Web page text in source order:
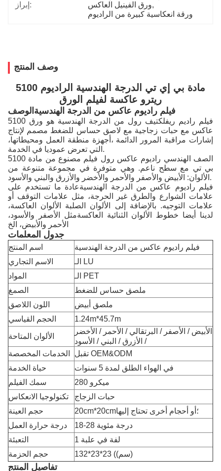
إبراز:
ورق الفينيل العاكس,
ورقة انعكاسية كبيرة من الراديوم
وصف المنتج
5100 مادة بي إي تي الدرجة الهندسية الراديوم
ريترو عاكسة لفيلم الورق
فيلم راديوم عاكس من الدرجة الهندسية الوصف
5100 فيلم راديم ريفلكتيف رول من الدرجة الهندسية هو ورق
عاكس مع حبات زجاجية مع لاصق حساس للضغط مصمم لإنتاج
إشارات مراقبة المرور الدائمة ،أجهزة منطقة العمل ومحيطاتها،
التي تعرض عموديا في الخدمة.
5100 الصف الهندسي راديوم عاكس رول فيلم مصنوع من مادة
بي تي مع سطح ناعم. وهي متوفرة في مجموعة متنوعة من
الألوان: الأبيض والأصفر والأحمر والأخضر والأزرق والبني والأسود.
فيلم راديوم عاكس من الدرجة الهندسيةعادة ما تستخدم على
علامات الشوارع والطرق غير الحرجة، مثل علامات التوقف أو
علامات التوجيه. بالإضافة إلى الألوان الصلبة الألوان العاكسة،
لدينا أيضا خطوط الألوان الثنائية العاكسةمثل الأصفر والأسود،
الأحمر والأبيض، الخ
جدول المعلمات
اسم المنتج
فيلم راديوم عاكس من الدرجة الهندسية
الاسم التجاري
الـ LU
المواد
الـ PET
الصمغ
ملصق حساس للضغط
اللون اللاصق
ملصق أبيض
الحجم القياسي
1.24m*45.7m
الألوان المتاحة
الأبيض / الأصفر / البرتقالي / الأحمر / الأخضر
/ الأزرق / البني / الأسود
الخدمات المخصصة
تقبل OEM&ODM
حياة الخدمة
في الهواء الطلق لمدة 5 سنوات
سمك الفيلم
280 ميكرو
تكنولوجيا الانعكاس
حبات الزجاج
حجم العينة
20cm*20cm؛أو أحجام أخرى تحتاج إليها
درجة حرارة العمل
18-28 درجة مئوية
التعبئة
1 لفة في علبة
حجم الحزمة
132*23*23 ((سم)
تفاصيل المنتج